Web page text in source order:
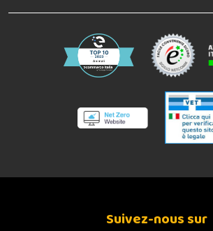
Suivez-nous sur